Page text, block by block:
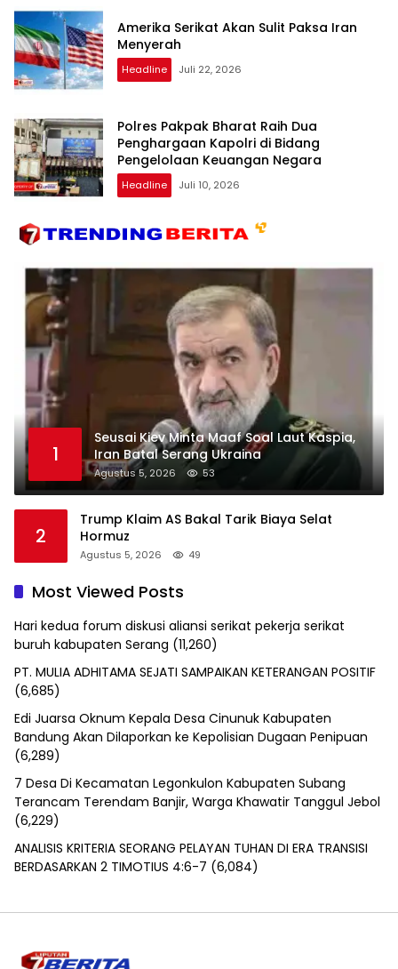
Amerika Serikat Akan Sulit Paksa Iran
Menyerah
Headline Juli 22, 2026
Polres Pakpak Bharat Raih Dua
Penghargaan Kapolri di Bidang
Pengelolaan Keuangan Negara
Headline Juli 10, 2026
1
Seusai Kiev Minta Maaf Soal Laut Kaspia,
Iran Batal Serang Ukraina
Agustus 5, 2026 53
2
Trump Klaim AS Bakal Tarik Biaya Selat
Hormuz
Agustus 5, 2026 49
Most Viewed Posts
Hari kedua forum diskusi aliansi serikat pekerja serikat
buruh kabupaten Serang (11,260)
PT. MULIA ADHITAMA SEJATI SAMPAIKAN KETERANGAN POSITIF
(6,685)
Edi Juarsa Oknum Kepala Desa Cinunuk Kabupaten
Bandung Akan Dilaporkan ke Kepolisian Dugaan Penipuan
(6,289)
7 Desa Di Kecamatan Legonkulon Kabupaten Subang
Terancam Terendam Banjir, Warga Khawatir Tanggul Jebol
(6,229)
ANALISIS KRITERIA SEORANG PELAYAN TUHAN DI ERA TRANSISI
BERDASARKAN 2 TIMOTIUS 4:6-7 (6,084)